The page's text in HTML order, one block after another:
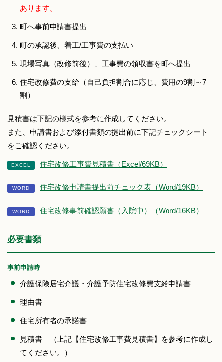
あります。
町へ事前申請書提出
町の承認後、着工/工事費の支払い
現場写真（改修前後）、工事費の領収書を町へ提出
住宅改修費の支給（自己負担割合に応じ、費用の9割～7
割）
見積書は下記の様式を参考に作成してください。
また、申請書および添付書類の提出前に下記チェックシート
をご確認ください。
住宅改修工事費見積書（Excel/69KB）
住宅改修申請書提出前チェック表（Word/19KB）
住宅改修事前確認願書（入院中）（Word/16KB）
必要書類
事前申請時
介護保険居宅介護・介護予防住宅改修費支給申請書
理由書
住宅所有者の承諾書
見積書 （上記【住宅改修工事費見積書】を参考に作成し
てください。）